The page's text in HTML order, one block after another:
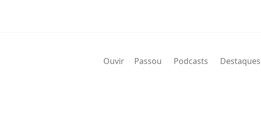
Ouvir Passou Podcasts Destaques